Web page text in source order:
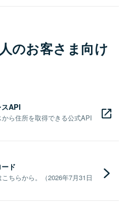
のお客さま向け
API
ら住所を取得できる公式API
ド
ちらから。（2026年7月31日